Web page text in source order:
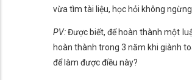
vừa tìm tài liệu, học hỏi không
PV:Được biết, để hoàn thành một
hoàn thành trong 3 năm khi giành
để làm được điều này?